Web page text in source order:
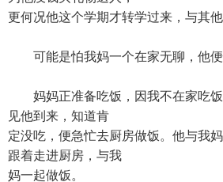
更何况他这个学期才转学过来，与其他
可能是怕我妈一个在家无聊，他便
妈妈正准备吃饭，因我不在家吃饭
见他到来，知道肯
定没吃，便急忙去厨房做饭。他与我
跟着走进厨房，与我
妈一起做饭。